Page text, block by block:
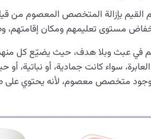
القيم بإزالة المتخصص المعصوم من
مستوى تعليمهم ومكان إقامتهم،
في عبث وبلا هدف، حيث يضيّع كل
سواء كانت جمادية، أو نباتية، أو
متخصص معصوم، لأنه يحتوي على